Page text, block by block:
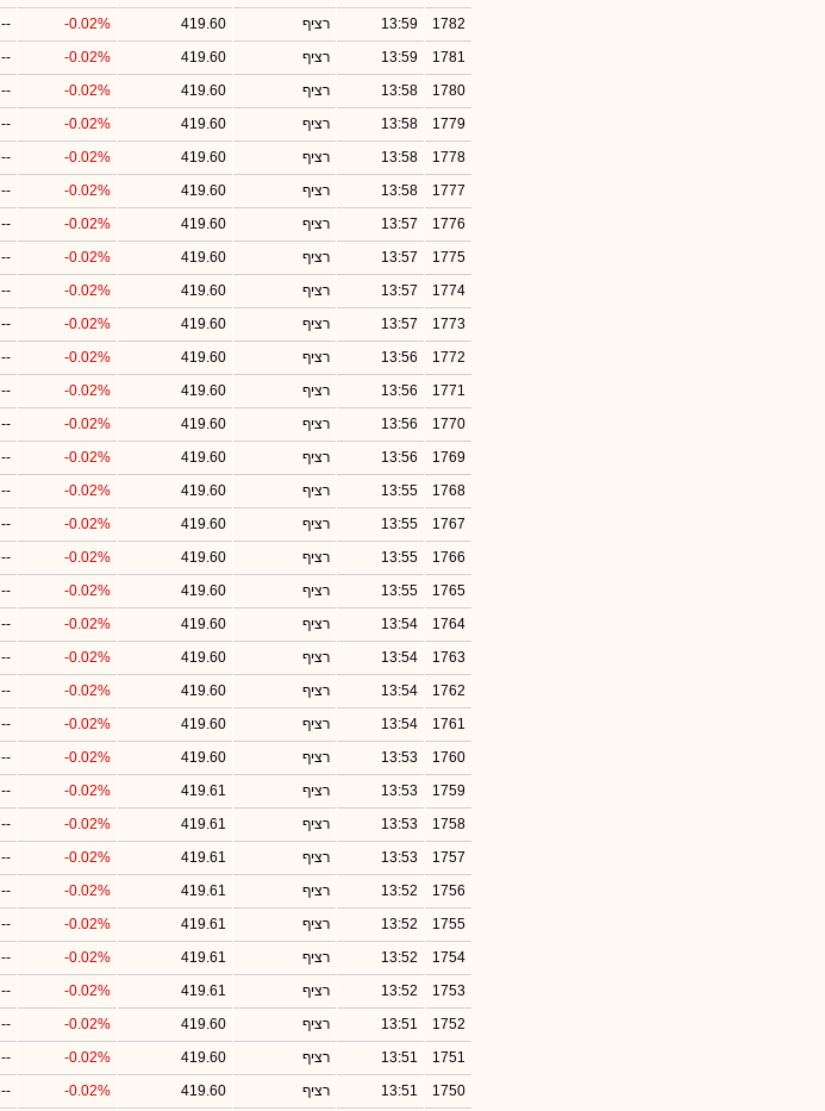
1782
13:59 רציף 419.60
-0.02%
--
1781
13:59 רציף 419.60
-0.02%
--
1780
13:58 רציף 419.60
-0.02%
--
1779
13:58 רציף 419.60
-0.02%
--
1778
13:58 רציף 419.60
-0.02%
--
1777
13:58 רציף 419.60
-0.02%
--
1776
13:57 רציף 419.60
-0.02%
--
1775
13:57 רציף 419.60
-0.02%
--
1774
13:57 רציף 419.60
-0.02%
--
1773
13:57 רציף 419.60
-0.02%
--
1772
13:56 רציף 419.60
-0.02%
--
1771
13:56 רציף 419.60
-0.02%
--
1770
13:56 רציף 419.60
-0.02%
--
1769
13:56 רציף 419.60
-0.02%
--
1768
13:55 רציף 419.60
-0.02%
--
1767
13:55 רציף 419.60
-0.02%
--
1766
13:55 רציף 419.60
-0.02%
--
1765
13:55 רציף 419.60
-0.02%
--
1764
13:54 רציף 419.60
-0.02%
--
1763
13:54 רציף 419.60
-0.02%
--
1762
13:54 רציף 419.60
-0.02%
--
1761
13:54 רציף 419.60
-0.02%
--
1760
13:53 רציף 419.60
-0.02%
--
1759
13:53 רציף 419.61
-0.02%
--
1758
13:53 רציף 419.61
-0.02%
--
1757
13:53 רציף 419.61
-0.02%
--
1756
13:52 רציף 419.61
-0.02%
--
1755
13:52 רציף 419.61
-0.02%
--
1754
13:52 רציף 419.61
-0.02%
--
1753
13:52 רציף 419.61
-0.02%
--
1752
13:51 רציף 419.60
-0.02%
--
1751
13:51 רציף 419.60
-0.02%
--
1750
13:51 רציף 419.60
-0.02%
--